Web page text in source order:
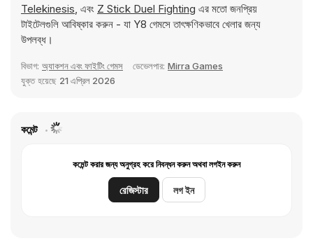
Telekinesis, এবং Z Stick Duel Fighting এর মতো জনপ্রিয়
টাইটেলগুলি আবিষ্কার করুন - যা Y8 গেমসে তাৎক্ষণিকভাবে খেলার জন্য
উপলব্ধ।
বিভাগ: অ্যাকশন এবং ফাইটিং গেমস ডেভেলপার: Mirra Games
যুক্ত হয়েছে 21 এপ্রিল 2026
কমেন্ট
কমেন্ট করার জন্য অনুগ্রহ করে নিবন্ধন করুন অথবা লগইন করুন
রেজিস্টার লগ ইন